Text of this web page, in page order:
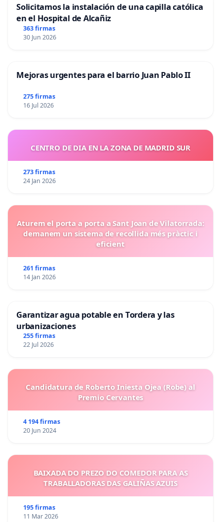
Solicitamos la instalación de una capilla católica
en el Hospital de Alcañiz
363 firmas
30 Jun 2026
Mejoras urgentes para el barrio Juan Pablo II
275 firmas
16 Jul 2026
CENTRO DE DIA EN LA ZONA DE MADRID SUR
273 firmas
24 Jan 2026
Aturem el porta a porta a Sant Joan de Vilatorrada:
demanem un sistema de recollida més pràctic i
eficient
261 firmas
14 Jan 2026
Garantizar agua potable en Tordera y las
urbanizaciones
255 firmas
22 Jul 2026
Candidatura de Roberto Iniesta Ojea (Robe) al
Premio Cervantes
4 194 firmas
20 Jun 2024
BAIXADA DO PREZO DO COMEDOR PARA AS
TRABALLADORAS DAS GALIÑAS AZUIS
195 firmas
11 Mar 2026